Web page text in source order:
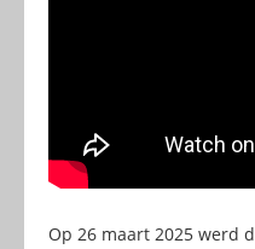
Op 26 maart 2025 werd